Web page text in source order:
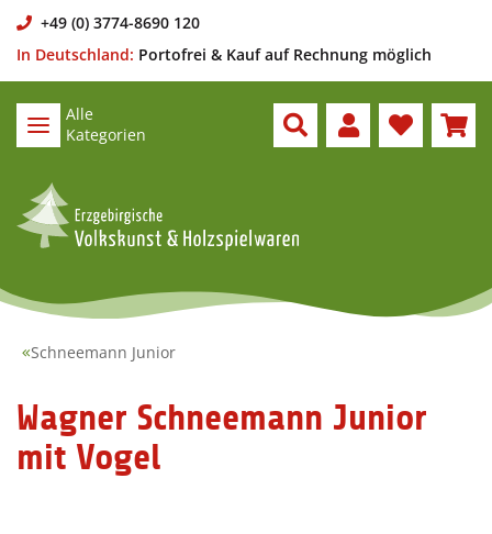
+49 (0) 3774-8690 120
In Deutschland: Portofrei & Kauf auf Rechnung möglich
Alle
Kategorien
Schneemann Junior
Wagner Schneemann Junior
mit Vogel